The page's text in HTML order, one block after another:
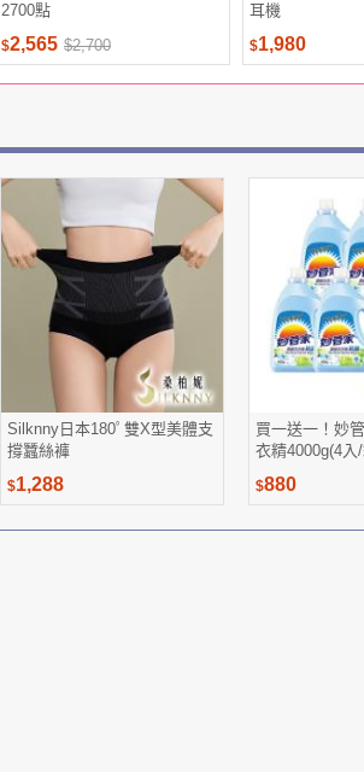
2700點
$2,565 $2,700
耳機
$1,980
Silknny日本180ﾟ雙X型美體支
撐蠶絲褲
$1,288
買一送一！妙
衣精4000g(4入
$880